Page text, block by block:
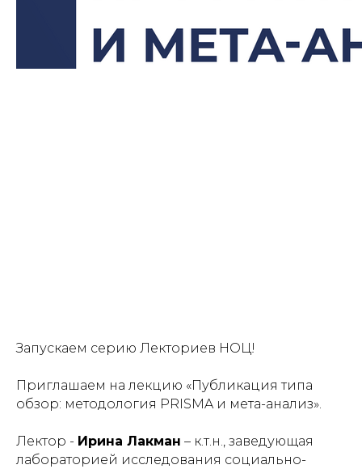
Запускаем серию Лекториев НОЦ!
Приглашаем на лекцию «Публикация типа
обзор: методология PRISMA и мета-анализ».
Лектор - Ирина Лакман – к.т.н., заведующая
лабораторией исследования социально-